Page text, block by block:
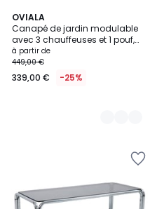
OVIALA
Canapé de jardin modulable
avec 3 chauffeuses et 1 pouf,
MIXI
à partir de
449,00 €
339,00 € -25%
3
Couleurs